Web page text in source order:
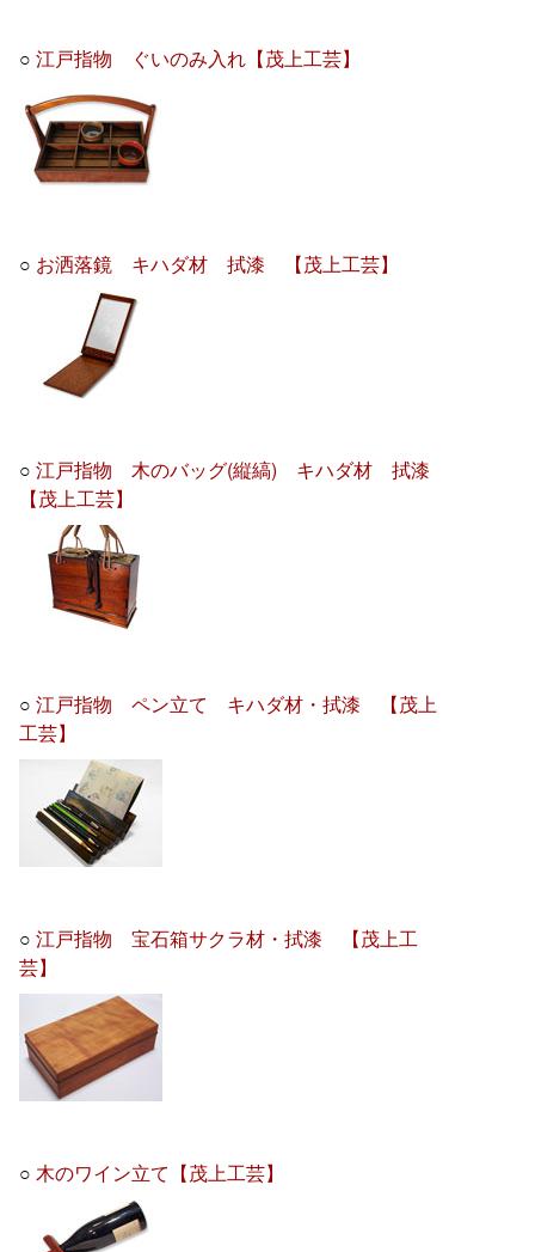
○江戸指物 ぐいのみ入れ【茂上工芸】
○ お洒落鏡 キハダ材 拭漆 【茂上工芸】
○江戸指物 木のバッグ(縦縞) キハダ材 拭漆
【茂上工芸】
○江戸指物 ペン立て キハダ材・拭漆 【茂上
工芸】
○江戸指物 宝石箱サクラ材・拭漆 【茂上工
芸】
○ 木のワイン立て【茂上工芸】